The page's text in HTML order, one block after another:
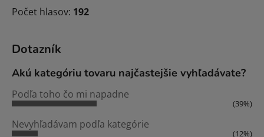
Počet hlasov: 192
Dotazník
Akú kategóriu tovaru najčastejšie vyhľadávate?
Podľa toho čo mi napadne
(39%)
Nevyhľadávam podľa kategórie
(12%)